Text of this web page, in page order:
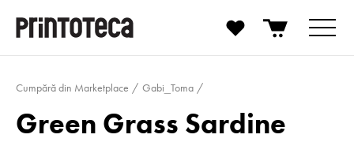
Cumpără din Marketplace Gabi_Toma
Green Grass Sardine